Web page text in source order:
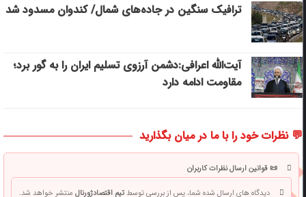
ترافیک سنگین در جاده‌های شمال/ کندوان مسدود شد
آیت‌الله اعرافی:دشمن آرزوی تسلیم ایران را به گور برد؛
مقاومت ادامه دارد
💬 نظرات خود را با ما در میان بگذارید
📜 قوانین ارسال نظرات کاربران
دیدگاه های ارسال شده شما، پس از بررسی توسطتیم اقتصادژورنالمنتشر خواهد شد.